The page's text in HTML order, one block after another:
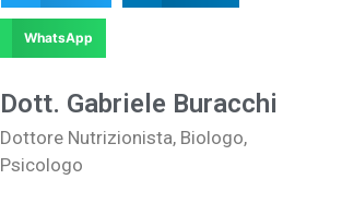
WhatsApp
Dott. Gabriele Buracchi
Dottore Nutrizionista, Biologo,
Psicologo